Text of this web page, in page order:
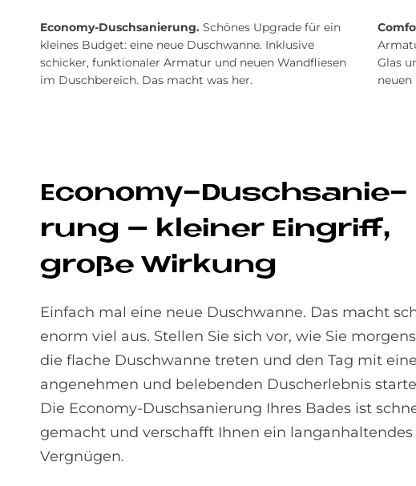
Economy-Duschsanierung. Schönes Up­grade für ein
kleines Bud­get: eine neue Dusch­wanne. In­klusive
schicker, funktionaler Arma­tur und neu­en Wand­flie­sen
im Dusch­be­reich. Das macht was her.
Glas
neuen
Eco­no­my-Dusch­sa­nie­
rung – klei­ner Ein­griff,
große Wir­kung
Einfach mal eine neue Duschwanne. Das macht
enorm viel aus. Stellen Sie sich vor, wie Sie
die flache Duschwanne treten und den Tag mit
angenehmen und belebenden Duscherlebnis
Die Economy-Dusch­sanierung Ihres Bades ist
gemacht und verschafft Ihnen ein langanhaltendes
Vergnügen.